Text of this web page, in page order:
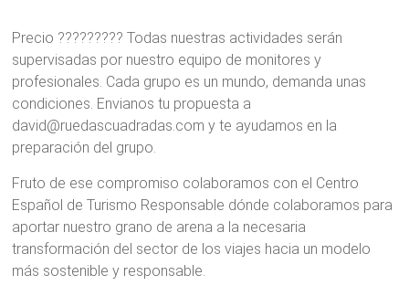
Precio ????????? Todas nuestras actividades serán
supervisadas por nuestro equipo de monitores y
profesionales. Cada grupo es un mundo, demanda unas
condiciones. Envianos tu propuesta a
david@ruedascuadradas.com y te ayudamos en la
preparación del grupo.
Fruto de ese compromiso colaboramos con el Centro
Español de Turismo Responsable dónde colaboramos para
aportar nuestro grano de arena a la necesaria
transformación del sector de los viajes hacia un modelo
más sostenible y responsable.